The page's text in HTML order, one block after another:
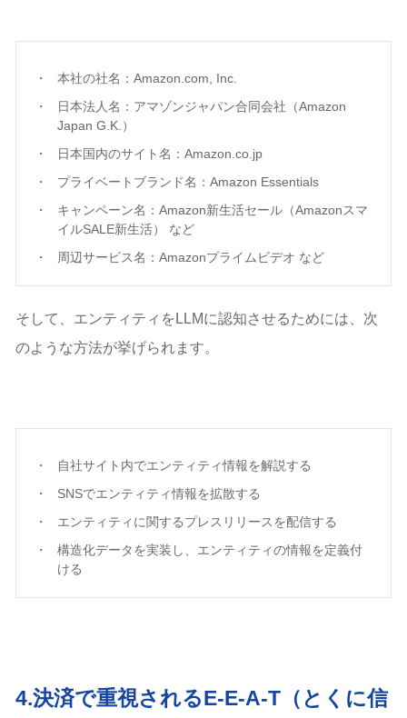
本社の社名：Amazon.com, Inc.
日本法人名：アマゾンジャパン合同会社（Amazon
Japan G.K.）
日本国内のサイト名：Amazon.co.jp
プライベートブランド名：Amazon Essentials
キャンペーン名：Amazon新生活セール（Amazonスマ
イルSALE新生活） など
周辺サービス名：Amazonプライムビデオ など
そして、エンティティをLLMに認知させるためには、次
のような方法が挙げられます。
自社サイト内でエンティティ情報を解説する
SNSでエンティティ情報を拡散する
エンティティに関するプレスリリースを配信する
構造化データを実装し、エンティティの情報を定義付
ける
4.決済で重視されるE-E-A-T（とくに信